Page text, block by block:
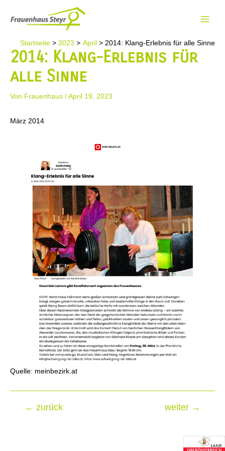
Inhalt
springen
Startseite 2023 April 2014: Klang-Erlebnis für alle Sinne
2014: Klang-Erlebnis für
alle Sinne
Von Frauenhaus /April 19, 2023
März 2014
Quelle: meinbezirk.at
Beitragsnavigation
← zurück weiter →